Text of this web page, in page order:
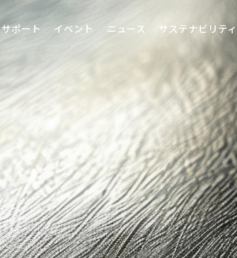
サポート イベント ニュース サステナビリティ